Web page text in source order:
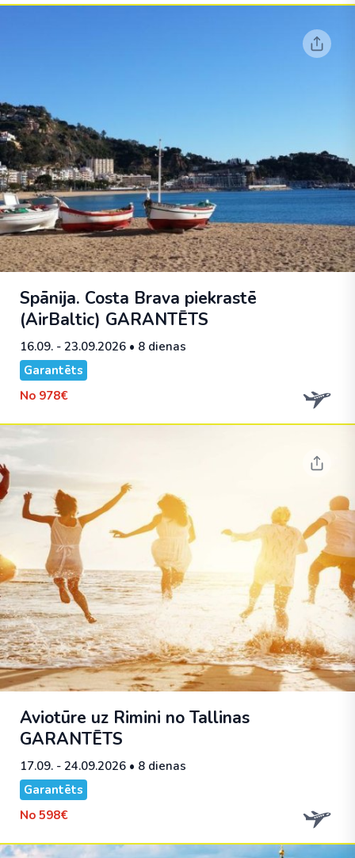
Spānija. Costa Brava piekrastē
(AirBaltic) GARANTĒTS
16.09. - 23.09.2026 • 8 dienas
Garantēts
No 978€
Aviotūre uz Rimini no Tallinas
GARANTĒTS
17.09. - 24.09.2026 • 8 dienas
Garantēts
No 598€